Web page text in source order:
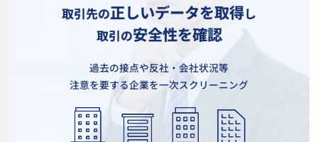
取引先の正しいデータを取得し
取引の安全性を確認
過去の接点や反社・会社状況等
注意を要する企業を一次スクリーニング